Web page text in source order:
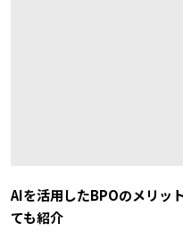
AIを活用したBPOのメリッ
ても紹介